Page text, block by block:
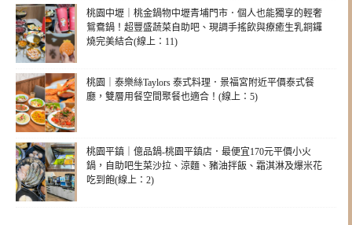
桃園中壢｜桃金鍋物中壢青埔門市．個人也能獨享的輕奢
鴛鴦鍋！超豐盛蔬菜自助吧、現調手搖飲與療癒生乳銅鑼
燒完美結合(線上：11)
桃園｜泰樂絲Taylors 泰式料理．景福宮附近平價泰式餐
廳，雙層用餐空間聚餐也適合！(線上：5)
桃園平鎮｜億品鍋-桃園平鎮店．最便宜170元平價小火
鍋，自助吧生菜沙拉、涼麵、豬油拌飯、霜淇淋及爆米花
吃到飽(線上：2)